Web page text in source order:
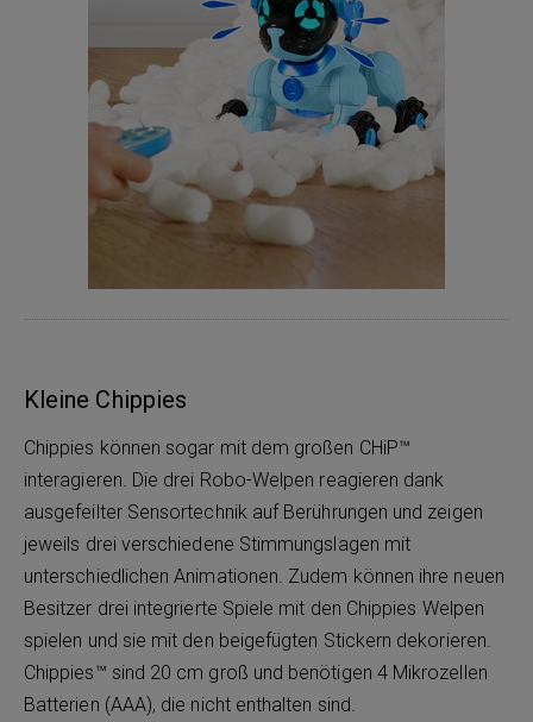
Kleine Chippies
Chippies können sogar mit dem großen CHiP™
interagieren. Die drei Robo-Welpen reagieren dank
ausgefeilter Sensortechnik auf Berührungen und zeigen
jeweils drei verschiedene Stimmungslagen mit
unterschiedlichen Animationen. Zudem können ihre neuen
Besitzer drei integrierte Spiele mit den Chippies Welpen
spielen und sie mit den beigefügten Stickern dekorieren.
Chippies™ sind 20 cm groß und benötigen 4 Mikrozellen
Batterien (AAA), die nicht enthalten sind.